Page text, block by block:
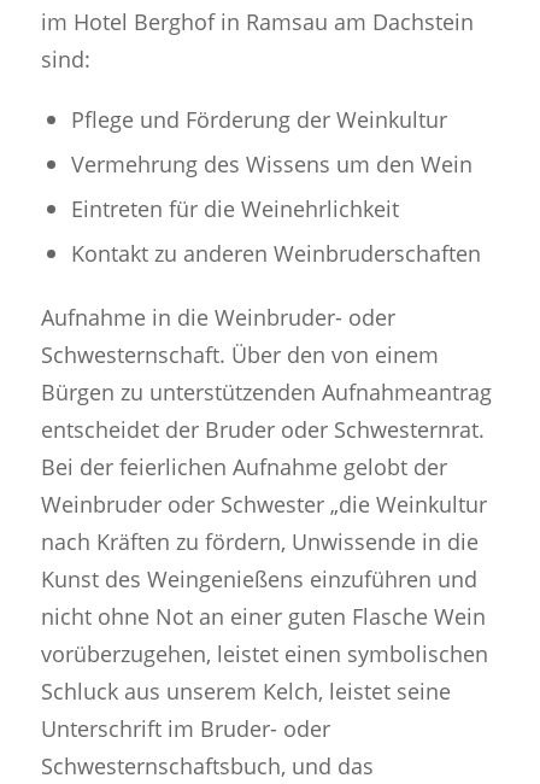
im Hotel Berghof in Ramsau am Dachstein
sind:
Pflege und Förderung der Weinkultur
Vermehrung des Wissens um den Wein
Eintreten für die Weinehrlichkeit
Kontakt zu anderen Weinbruderschaften
Aufnahme in die Weinbruder- oder
Schwesternschaft. Über den von einem
Bürgen zu unterstützenden Aufnahmeantrag
entscheidet der Bruder oder Schwesternrat.
Bei der feierlichen Aufnahme gelobt der
Weinbruder oder Schwester „die Weinkultur
nach Kräften zu fördern, Unwissende in die
Kunst des Weingenießens einzuführen und
nicht ohne Not an einer guten Flasche Wein
vorüberzugehen, leistet einen symbolischen
Schluck aus unserem Kelch, leistet seine
Unterschrift im Bruder- oder
Schwesternschaftsbuch, und das